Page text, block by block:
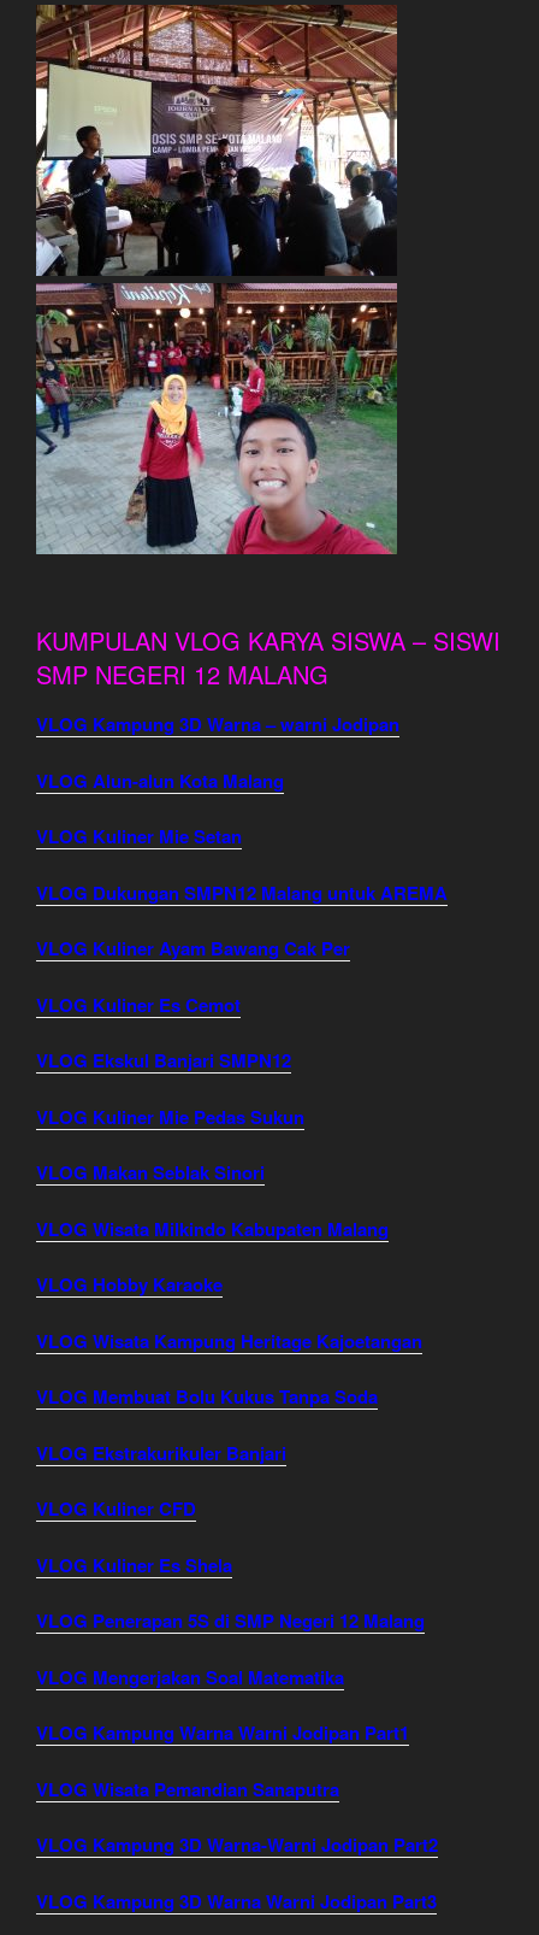
KUMPULAN VLOG KARYA SISWA – SISWI
SMP NEGERI 12 MALANG
VLOG Kampung 3D Warna – warni Jodipan
VLOG Alun-alun Kota Malang
VLOG Kuliner Mie Setan
VLOG Dukungan SMPN12 Malang untuk AREMA
VLOG Kuliner Ayam Bawang Cak Per
VLOG Kuliner Es Cemot
VLOG Ekskul Banjari SMPN12
VLOG Kuliner Mie Pedas Sukun
VLOG Makan Seblak Sinori
VLOG Wisata Milkindo Kabupaten Malang
VLOG Hobby Karaoke
VLOG Wisata Kampung Heritage Kajoetangan
VLOG Membuat Bolu Kukus Tanpa Soda
VLOG Ekstrakurikuler Banjari
VLOG Kuliner CFD
VLOG Kuliner Es Shela
VLOG Penerapan 5S di SMP Negeri 12 Malang
VLOG Mengerjakan Soal Matematika
VLOG Kampung Warna Warni Jodipan Part1
VLOG Wisata Pemandian Sanaputra
VLOG Kampung 3D Warna-Warni Jodipan Part2
VLOG Kampung 3D Warna Warni Jodipan Part3